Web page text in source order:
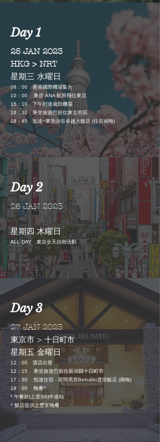
Day 1
25 JAN 2023
HKG > NRT
星期三 水曜日
08：00 香港國際機場集合
10：00 乘搭 ANA航班飛往東京
15：10 下午到達成田機場
16：30 乘坐旅遊巴前住東京市區
18：45抵達~東急涉谷卓越大飯店 (住宿兩晚)
Day 2
26 JAN 2023
星期四 木曜日
ALL DAY 東京全天自由活動
Day 3
27 JAN 2023
東京市 > 十日町市
星期五 金曜日
12： 00 酒店出發
12： 15 乘坐旅遊巴前住新潟縣十日町市
17：30
抵達住宿 - 當間高原Belnatio渡假飯店 (兩晚)
19： 00 晚餐^
* 午餐於(上里SA)中途站
^ 飯店提供之豐富晚餐